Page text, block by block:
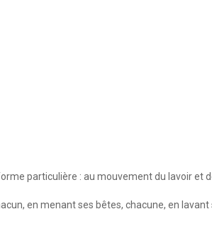
particulière : au mouvement du lavoir et
en menant ses bêtes, chacune, en lavant